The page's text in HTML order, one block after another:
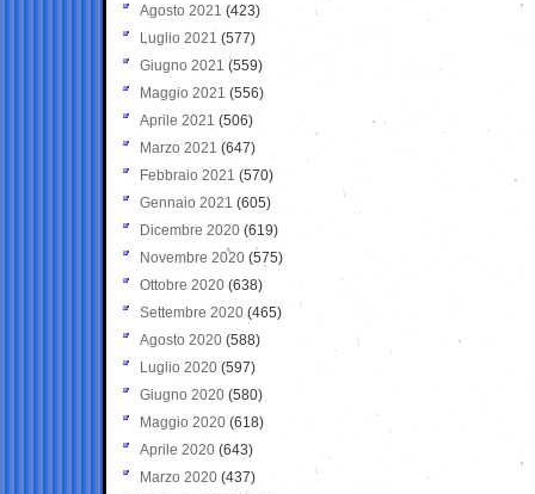
Agosto 2021 (423)
Luglio 2021 (577)
Giugno 2021(559)
Maggio 2021 (556)
Aprile 2021 (506)
Marzo 2021 (647)
Febbraio 2021 (570)
Gennaio 2021 (605)
Dicembre 2020 (619)
Novembre 2020 (575)
Ottobre 2020 (638)
Settembre 2020(465)
Agosto 2020 (588)
Luglio 2020 (597)
Giugno 2020 (580)
Maggio 2020 (618)
Aprile 2020 (643)
Marzo 2020 (437)